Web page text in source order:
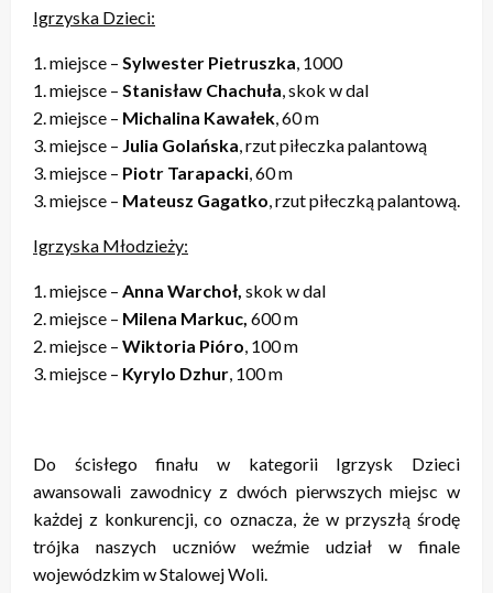
Igrzyska Dzieci:
1. miejsce – Sylwester Pietruszka, 1000
1. miejsce – Stanisław Chachuła, skok w dal
2. miejsce – Michalina Kawałek, 60 m
3. miejsce – Julia Golańska, rzut piłeczka palantową
3. miejsce – Piotr Tarapacki, 60 m
3. miejsce – Mateusz Gagatko, rzut piłeczką palantową.
Igrzyska Młodzieży:
1. miejsce – Anna Warchoł, skok w dal
2. miejsce – Milena Markuc, 600 m
2. miejsce – Wiktoria Pióro, 100 m
3. miejsce – Kyrylo Dzhur, 100 m
Do ścisłego finału w kategorii Igrzysk Dzieci
awansowali zawodnicy z dwóch pierwszych miejsc w
każdej z konkurencji, co oznacza, że w przyszłą środę
trójka naszych uczniów weźmie udział w finale
wojewódzkim w Stalowej Woli.